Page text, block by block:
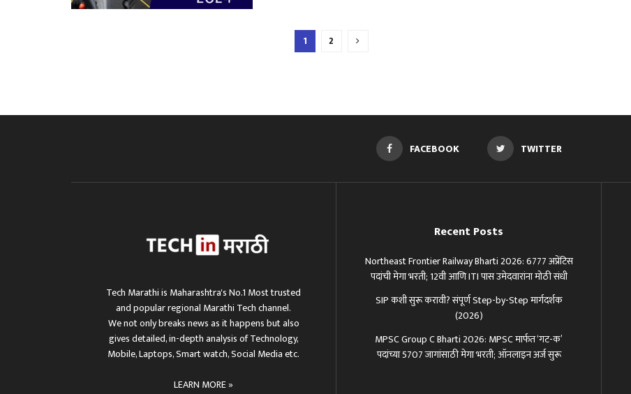
1 2
FACEBOOK TWITTER
Tech Marathi is Maharashtra's No.1 Most trusted
and popular regional Marathi Tech channel.
We not only breaks news as it happens but also
gives detailed, in-depth analysis of Technology,
Mobile, Laptops, Smart watch, Social Media etc.
LEARN MORE »
Recent Posts
Northeast Frontier Railway Bharti 2026: 6777 अप्रेंटिस
पदांची मेगा भरती; 12वी आणि ITI पास उमेदवारांना मोठी संधी
SIP कशी सुरू करावी? संपूर्ण Step-by-Step मार्गदर्शक
(2026)
MPSC Group C Bharti 2026: MPSC मार्फत ‘गट-क’
पदांच्या 5707 जागांसाठी मेगा भरती; ऑनलाइन अर्ज सुरू